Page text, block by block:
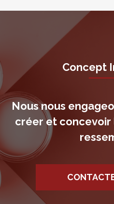
Concept
Nous nous
créer et concevoir